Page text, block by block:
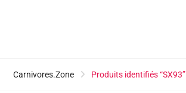
Carnivores.Zone Produits identifiés “SX93”